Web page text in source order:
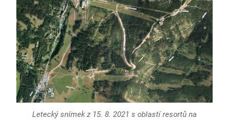
Letecký snímek z 15. 8. 2021 s oblastí resortů na